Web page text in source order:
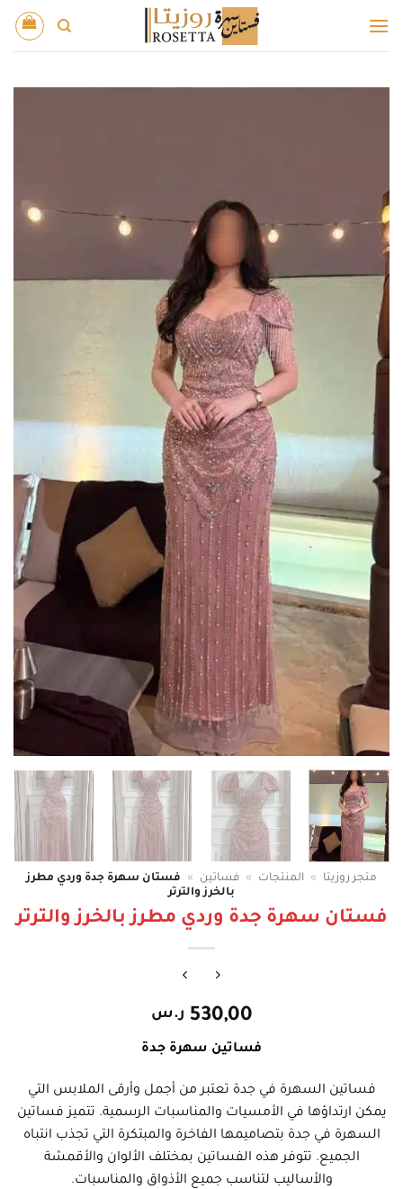
للمحتوى
متجر روزيتا » المنتجات » فساتين »
فستان سهرة جدة وردي مطرز
بالخرز والترتر
فستان سهرة جدة وردي مطرز بالخرز والترتر
530,00 ر.س
فساتين سهرة جدة
فساتين السهرة في جدة تعتبر من أجمل وأرقى الملابس التي
يمكن ارتداؤها في الأمسيات والمناسبات الرسمية. تتميز فساتين
السهرة في جدة بتصاميمها الفاخرة والمبتكرة التي تجذب انتباه
الجميع. تتوفر هذه الفساتين بمختلف الألوان والأقمشة
والأساليب لتناسب جميع الأذواق والمناسبات.